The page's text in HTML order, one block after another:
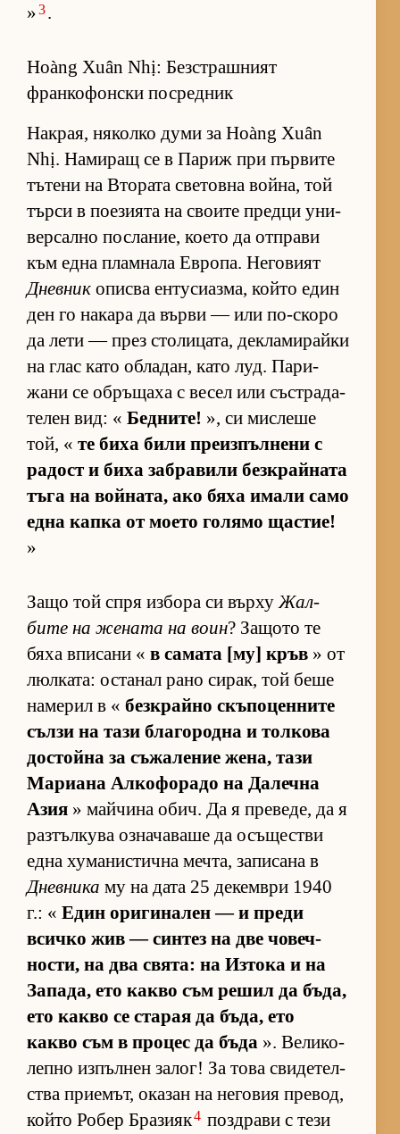
»3.
Hoàng Xuân Nhị: Безстрашният
франкофонски посредник
Нак­рая, ня­колко думи за Hoàng Xuân
Nhị. На­ми­ращ се в Па­риж при пър­вите
тъ­тени на Вто­рата све­товна вой­на, той
търси в по­е­зи­ята на сво­ите предци уни­
вер­сално пос­ла­ние, ко­ето да от­п­рави
към една плам­нала Ев­ро­па. Не­го­вият
Дневник описва ен­ту­си­аз­ма, който един
ден го на­кара да върви — или по-скоро
да лети — през сто­ли­ца­та, дек­ла­ми­райки
на глас като об­ла­дан, като луд. Па­ри­
жани се об­ръ­щаха с ве­сел или със­т­ра­да­
те­лен вид: « Бедните! », си мис­леше
той, « те биха били пре­из­пъл­нени с
ра­дост и биха заб­ра­вили без­к­рай­ната
тъга на вой­на­та, ако бяха имали само
една капка от мо­ето го­лямо щас­тие!
»
Защо той спря из­бора си върхуЖал­
бите на же­ната на воин? За­щото те
бяха впи­сани « в са­мата [му] кръв » от
люл­ка­та: ос­та­нал рано си­рак, той беше
на­ме­рил в « без­к­райно скъ­по­цен­ните
сълзи на тази бла­го­родна и тол­кова
дос­тойна за съ­жа­ле­ние же­на, тази
Ма­ри­ана Ал­ко­фо­радо на Да­лечна
Азия » май­чина обич. Да я пре­ве­де, да я
раз­тъл­кува оз­на­ча­ваше да осъ­щес­тви
една ху­ма­нис­тична меч­та, за­пи­сана в
Дневника му на дата 25 де­кем­ври 1940
г.: « Един ори­ги­на­лен — и преди
всичко жив — син­тез на две чо­веч­
нос­ти, на два свя­та: на Из­тока и на
За­па­да, ето какво съм ре­шил да бъ­да,
ето какво се ста­рая да бъ­да, ето
какво съм в про­цес да бъда ». Ве­ли­ко­
лепно из­пъл­нен за­лог! За това сви­де­тел­
с­тва при­е­мът, ока­зан на не­го­вия пре­вод,
който Ро­бер Бра­зияк4 поз­д­рави с тези